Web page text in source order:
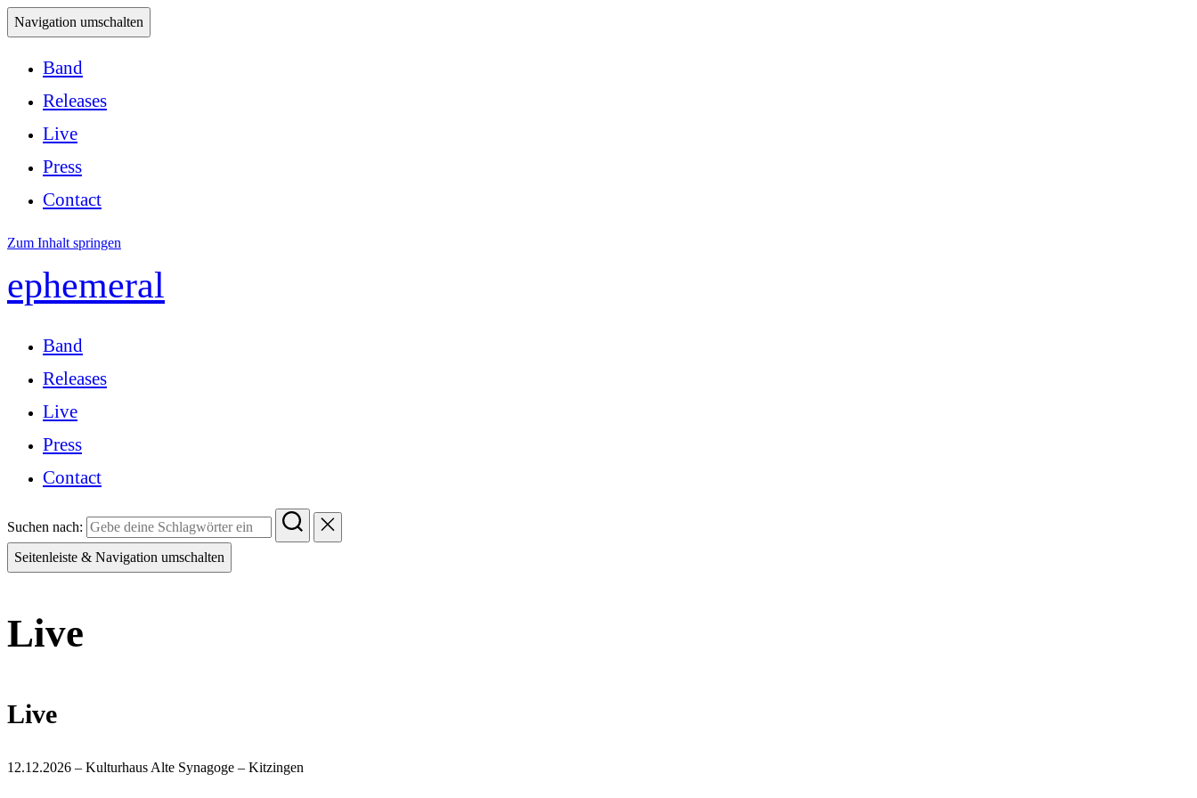
Navigation umschalten
Band
Releases
Live
Press
Contact
Zum Inhalt springen
ephemeral
Band
Releases
Live
Press
Contact
Suchen nach:
Seitenleiste & Navigation umschalten
Live
Live
12.12.2026 – Kulturhaus Alte Synagoge – Kitzingen